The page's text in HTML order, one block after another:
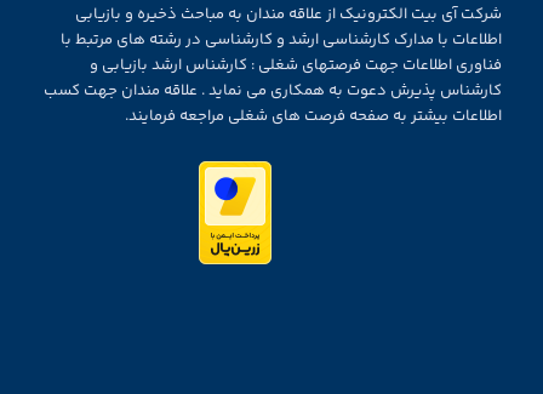
شرکت آی بیت الکترونیک از علاقه مندان به مباحث ذخیره و بازیابی
اطلاعات با مدارک کارشناسی ارشد و کارشناسی در رشته های مرتبط با
فناوری اطلاعات جهت فرصتهای شغلی : کارشناس ارشد بازیابی و
کارشناس پذیرش دعوت به همکاری می نماید . علاقه مندان جهت کسب
اطلاعات بیشتر به صفحه فرصت های شغلی مراجعه فرمایند.